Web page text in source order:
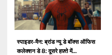
स्पाइडर-मैन: ब्रांड न्यू डे बॉक्स ऑफिस
कलेक्शन डे 8: दूसरे हफ़्ते में...